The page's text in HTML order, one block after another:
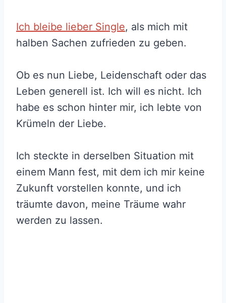
Ich bleibe lieber Single, als mich mit
halben Sachen zufrieden zu geben.
Ob es nun Liebe, Leidenschaft oder das
Leben generell ist. Ich will es nicht. Ich
habe es schon hinter mir, ich lebte von
Krümeln der Liebe.
Ich steckte in derselben Situation mit
einem Mann fest, mit dem ich mir keine
Zukunft vorstellen konnte, und ich
träumte davon, meine Träume wahr
werden zu lassen.